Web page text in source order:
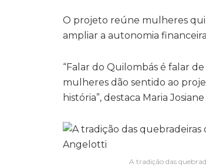
O projeto reúne mulheres
ampliar a autonomia
“Falar do Quilombás é falar
mulheres dão sentido ao
história”, destaca Maria
A tradição das